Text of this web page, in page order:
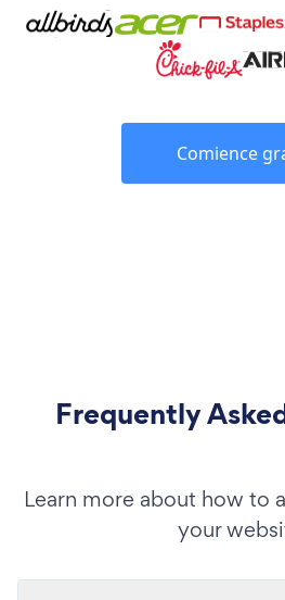
Comience
Frequently
Learn more about how to
your